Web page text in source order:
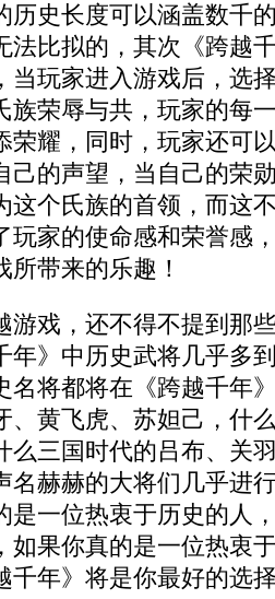
历史长度可以涵盖数千
法比拟的，其次《跨越
当玩家进入游戏后，选
族荣辱与共，玩家的每
荣耀，同时，玩家还可
己的声望，当自己的荣
这个氏族的首领，而这
玩家的使命感和荣誉感
带来的乐趣！
戏，还不得不提到那
年》中历史武将几乎多
名将都将在《跨越千年
、黄飞虎、苏妲己，什
么三国时代的吕布、关
名赫赫的大将们几乎进
是一位热衷于历史的人
如果你真的是一位热衷
千年》将是你最好的选